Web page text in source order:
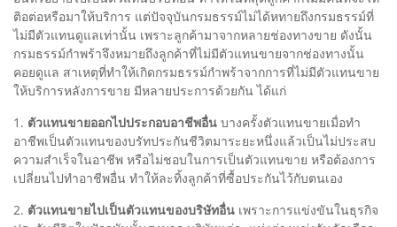
ติอต่อหรือมาให้บริการ แต่ปัจจุบันกรมธรรม์ไม่ได้หทายถึงกรมธรรม์ที่
ไม่มีตัวแทนดูแลเท่านั้น เพราะลูกค้ามาจากหลายช่องทางขาย ดังนั้น
กรมธรรม์กำพร้าจึงหมายถึงลูกค้าที่ไม่มีตัวแทนขายจากช่องทางนั้น
คอยดูแล สาเหตุที่ทำให้เกิดกรมธรรม์กำพร้าจากการที่ไม่มีตัวแทนขาย
ให้บริการหลังการขาย มีหลายประการด้วยกัน ได้แก่
1. ตัวแทนขายออกไปประกอบอาชีพอื่น บางครั้งตัวแทนขายเมื่อทำ
อาชีพเป็นตัวแทนของบรัทประกันชีวิตมาระยะหนึ่งแล้วเป็นไม่ประสบ
ความสำเร็จในอาชีพ หรือไม่ชอบในการเป็นตัวแทนขาย หรือต้องการ
เปลี่ยนไปทำอาชีพอื่น ทำให้ละทิ้งลูกค้าที่ซื้อประกันไว้กับตนเอง
2. ตัวแทนขายไปเป็นตัวแทนของบริษัทอื่น เพราะการแข่งขันในธุรกิจ